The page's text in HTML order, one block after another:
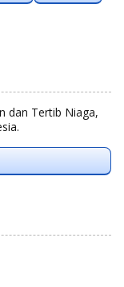
dan Tertib Niaga,